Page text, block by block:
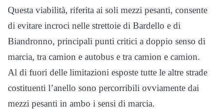
Questa viabilità, riferita ai soli mezzi pesanti, consente
di evitare incroci nelle strettoie di Bardello e di
Biandronno, principali punti critici a doppio senso di
marcia, tra camion e autobus e tra camion e camion.
Al di fuori delle limitazioni esposte tutte le altre strade
costituenti l’anello sono percorribili ovviamente dai
mezzi pesanti in ambo i sensi di marcia.